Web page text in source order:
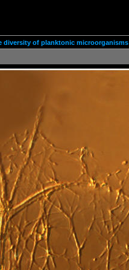
diversity of planktonic microorganisms